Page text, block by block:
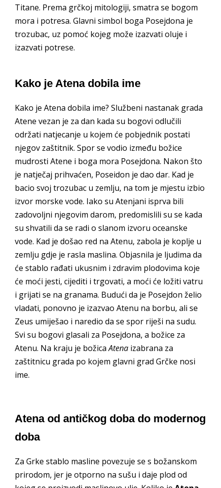
Titane. Prema grčkoj mitologiji, smatra se bogom
mora i potresa. Glavni simbol boga Posejdona je
trozubac, uz pomoć kojeg može izazvati oluje i
izazvati potrese.
Kako je Atena dobila ime
Kako je Atena dobila ime? Službeni nastanak grada
Atene vezan je za dan kada su bogovi odlučili
održati natjecanje u kojem će pobjednik postati
njegov zaštitnik. Spor se vodio između božice
mudrosti Atene i boga mora Posejdona. Nakon što
je natječaj prihvaćen, Poseidon je dao dar. Kad je
bacio svoj trozubac u zemlju, na tom je mjestu izbio
izvor morske vode. Iako su Atenjani isprva bili
zadovoljni njegovim darom, predomislili su se kada
su shvatili da se radi o slanom izvoru oceanske
vode. Kad je došao red na Atenu, zabola je koplje u
zemlju gdje je rasla maslina. Objasnila je ljudima da
će stablo rađati ukusnim i zdravim plodovima koje
će moći jesti, cijediti i trgovati, a moći će ložiti vatru
i grijati se na granama. Budući da je Posejdon želio
vladati, ponovno je izazvao Atenu na borbu, ali se
Zeus umiješao i naredio da se spor riješi na sudu.
Svi su bogovi glasali za Posejdona, a božice za
Atenu. Na kraju je božicaAtena izabrana za
zaštitnicu grada po kojem glavni grad Grčke nosi
ime.
Atena od antičkog doba do modernog
doba
Za Grke stablo masline povezuje se s božanskom
prirodom, jer je otporno na sušu i daje plod od